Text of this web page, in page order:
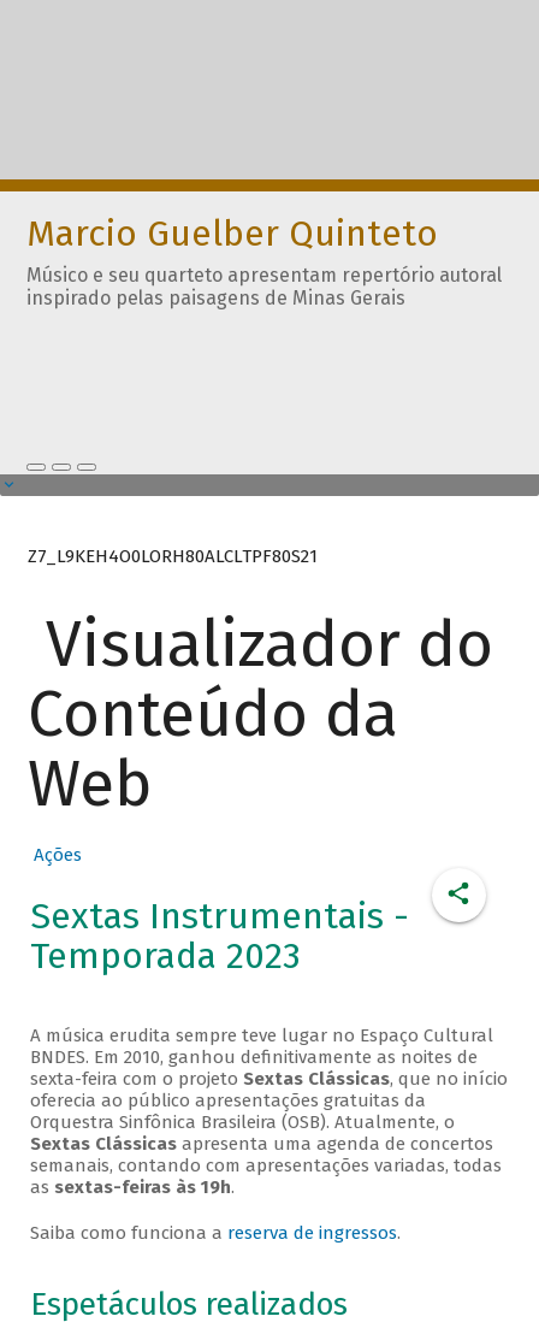
Marcio Guelber Quinteto
Músico e seu quarteto apresentam repertório autoral
inspirado pelas paisagens de Minas Gerais
Z7_L9KEH4O0LORH80ALCLTPF80S21
Visualizador do
Conteúdo da
Web
Ações
Sextas Instrumentais -
Temporada 2023
A música erudita sempre teve lugar no Espaço Cultural
BNDES. Em 2010, ganhou definitivamente as noites de
sexta-feira com o projeto Sextas Clássicas, que no início
oferecia ao público apresentações gratuitas da
Orquestra Sinfônica Brasileira (OSB). Atualmente, o
Sextas Clássicasapresenta uma agenda de concertos
semanais, contando com apresentações variadas, todas
as sextas-feiras às 19h.
Saiba como funciona a reserva de ingressos.
Espetáculos realizados